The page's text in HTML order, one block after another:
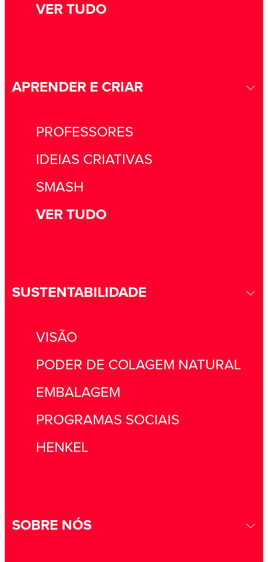
VER TUDO
APRENDER E CRIAR
PROFESSORES
IDEIAS CRIATIVAS
SMASH
VER TUDO
SUSTENTABILIDADE
VISÃO
PODER DE COLAGEM NATURAL
EMBALAGEM
PROGRAMAS SOCIAIS
HENKEL
SOBRE NÓS